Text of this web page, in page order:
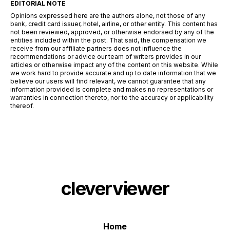
EDITORIAL NOTE
Opinions expressed here are the authors alone, not those of any
bank, credit card issuer, hotel, airline, or other entity. This content has
not been reviewed, approved, or otherwise endorsed by any of the
entities included within the post. That said, the compensation we
receive from our affiliate partners does not influence the
recommendations or advice our team of writers provides in our
articles or otherwise impact any of the content on this website. While
we work hard to provide accurate and up to date information that we
believe our users will find relevant, we cannot guarantee that any
information provided is complete and makes no representations or
warranties in connection thereto, nor to the accuracy or applicability
thereof.
cleverviewer
Home